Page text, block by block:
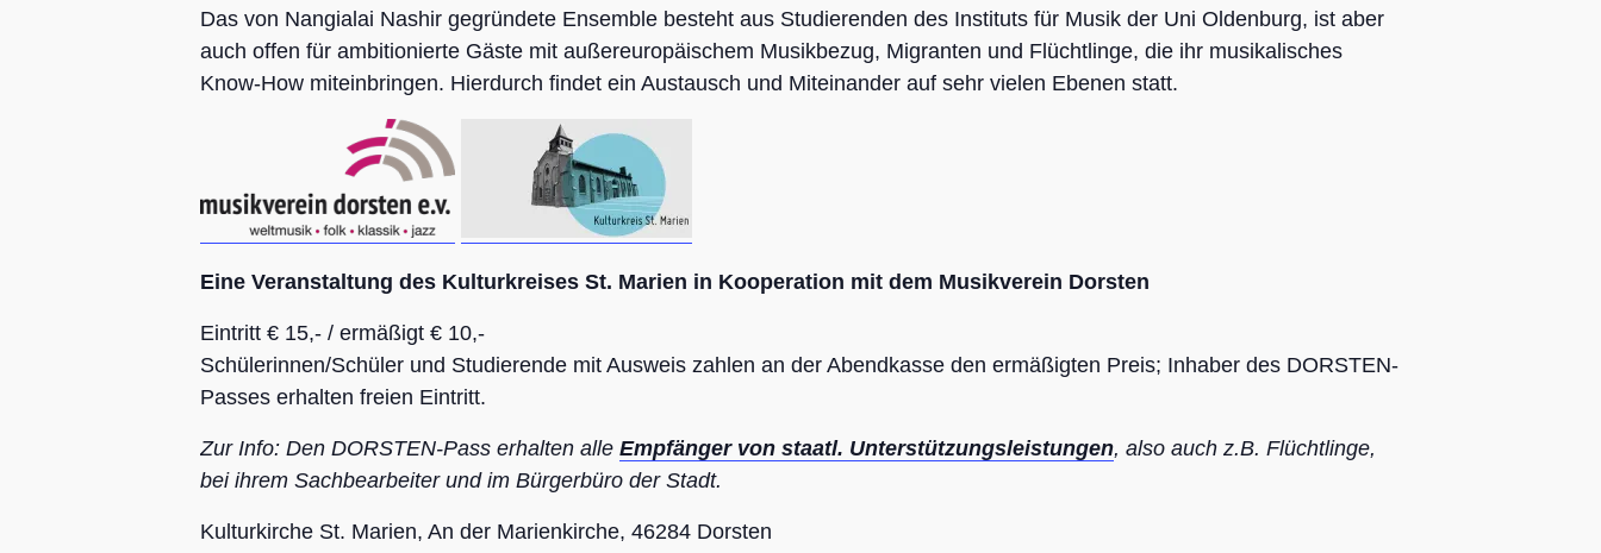
Das von Nangialai Nashir gegründete Ensemble besteht aus Studierenden des Instituts für Musik der Uni Oldenburg, ist aber
auch offen für ambitionierte Gäste mit außereuropäischem Musikbezug, Migranten und Flüchtlinge, die ihr musikalisches
Know-How miteinbringen. Hierdurch findet ein Austausch und Miteinander auf sehr vielen Ebenen statt.
Eine Veranstaltung des Kulturkreises St. Marien in Kooperation mit dem Musikverein Dorsten
Eintritt € 15,- / ermäßigt € 10,-
Schülerinnen/Schüler und Studierende mit Ausweis zahlen an der Abendkasse den ermäßigten Preis; Inhaber des DORSTEN-
Passes erhalten freien Eintritt.
Zur Info: Den DORSTEN-Pass erhalten alle Empfänger von staatl. Unterstützungsleistungen, also auch z.B. Flüchtlinge,
bei ihrem Sachbearbeiter und im Bürgerbüro der Stadt.
Kulturkirche St. Marien, An der Marienkirche, 46284 Dorsten